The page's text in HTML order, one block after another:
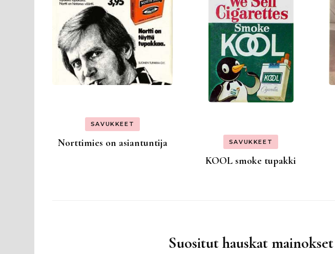
SAVUKKEET
Norttimies on asiantuntija SAVUKKEET
KOOL smoke tupakki
Suositut hauskat mainokset